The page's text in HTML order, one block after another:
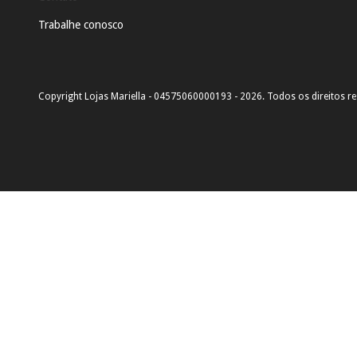
Trabalhe conosco
Copyright Lojas Mariella - 04575060000193 - 2026. Todos os direitos